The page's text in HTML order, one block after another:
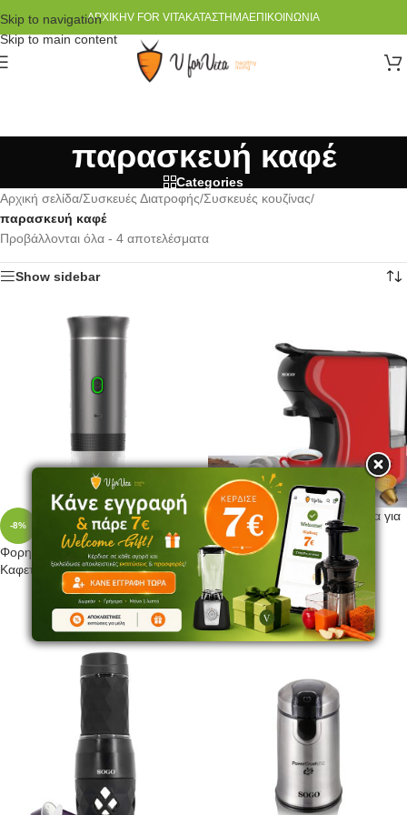
Skip to navigation
Skip to main content
ΑΡΧΙΚΉV FOR VITAΚΑΤΆΣΤΗΜΑΕΠΙΚΟΙΝΩΝΊΑ
παρασκευή καφέ
Categories
Αρχική σελίδα/Συσκευές Διατροφής/Συσκευές κουζίνας/
παρασκευή καφέ
Προβάλλονται όλα - 4 αποτελέσματα
Show sidebar
-8%
Φορητή Επαναφορτιζόμενη
Καφετιέρα, Sogo SS-5622
75,00€ 69,00€
+69 Πόντοι
Sogo Multi Capsule Καφετιέρα για
Κάψουλες Nespresso Πίεσης
19bar Κόκκινη
99,00€
+99 Πόντοι